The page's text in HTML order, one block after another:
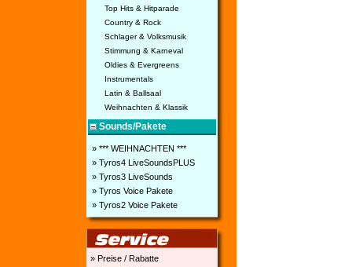
Top Hits & Hitparade
Country & Rock
Schlager & Volksmusik
Stimmung & Karneval
Oldies & Evergreens
Instrumentals
Latin & Ballsaal
Weihnachten & Klassik
Sounds/Pakete
» *** WEIHNACHTEN ***
» Tyros4 LiveSoundsPLUS
» Tyros3 LiveSounds
» Tyros Voice Pakete
» Tyros2 Voice Pakete
» Preise / Rabatte